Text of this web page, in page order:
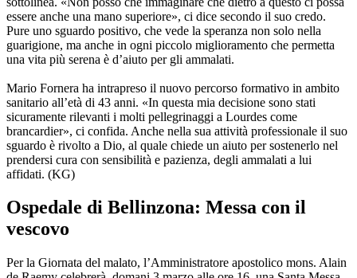
essere anche una mano superiore», ci dice secondo il suo credo.
Pure uno sguardo positivo, che vede la speranza non solo nella
guarigione, ma anche in ogni piccolo miglioramento che permetta
una vita più serena è d’aiuto per gli ammalati.
Mario Fornera ha intrapreso il nuovo percorso formativo in ambito
sanitario all’età di 43 anni. «In questa mia decisione sono stati
sicuramente rilevanti i molti pellegrinaggi a Lourdes come
brancardier», ci confida. Anche nella sua attività professionale il suo
sguardo è rivolto a Dio, al quale chiede un aiuto per sostenerlo nel
prendersi cura con sensibilità e pazienza, degli ammalati a lui
affidati. (KG)
Ospedale di Bellinzona: Messa con il
vescovo
Per la Giornata del malato, l’Amministratore apostolico mons. Alain